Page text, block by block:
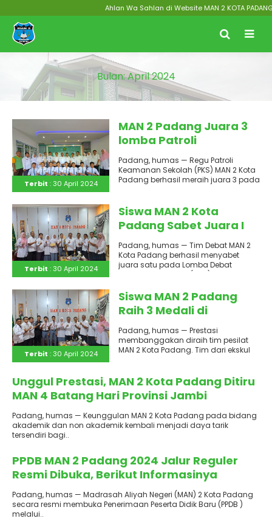
Ahlan Wa Sahlan di Website MAN 2 KOTA PADANG
Bulan:April 2024
Terbit : 30 April 2024
MAN 2 Padang Juara 3
lomba Patroli
Keamanan Sekolah se-
Sumatera Barat
Padang, humas — Regu Patroli
Keamanan Sekolah (PKS) MAN 2 Kota
Padang berhasil meraih juara 3 pada
Terbit : 30 April 2024
Siswa MAN 2 Kota
Padang Sabet Juara I
Debat Se-Sumatera
Barat
Padang, humas — Tim Debat MAN 2
Kota Padang berhasil menyabet
juara satu pada Lomba Debat
Bahasa Indonesia (LDBI) Labs..
Terbit : 30 April 2024
Siswa MAN 2 Padang
Raih 3 Medali di
Kejuaraan Silat POPDA
Kota Padang
Padang, humas — Prestasi
membanggakan diraih tim pesilat
MAN 2 Kota Padang. Tim dari ekskul
Unggul Prestasi, MAN 2 Kota Padang Ditiru
MAN 4 Batang Hari Provinsi Jambi
Padang, humas — Keunggulan MAN 2 Kota Padang pada bidang
akademik dan non akademik kembali menjadi daya tarik
tersendiri bagi..
PPDB MAN 2 Padang 2024 Jalur Reguler
Resmi Dibuka, Berikut Informasinya
Padang, humas — Madrasah Aliyah Negeri (MAN) 2 Kota Padang
secara resmi membuka Penerimaan Peserta Didik Baru (PPDB )
melalui..